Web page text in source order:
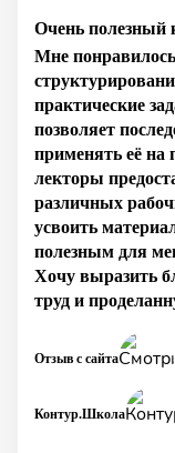
Очень полезный
Мне
практические
позволяет
применять её на
лекторы
различных
усвоить
полезным для
Хочу выразить
труд и
Контур.Школа
Отзыв с сайта